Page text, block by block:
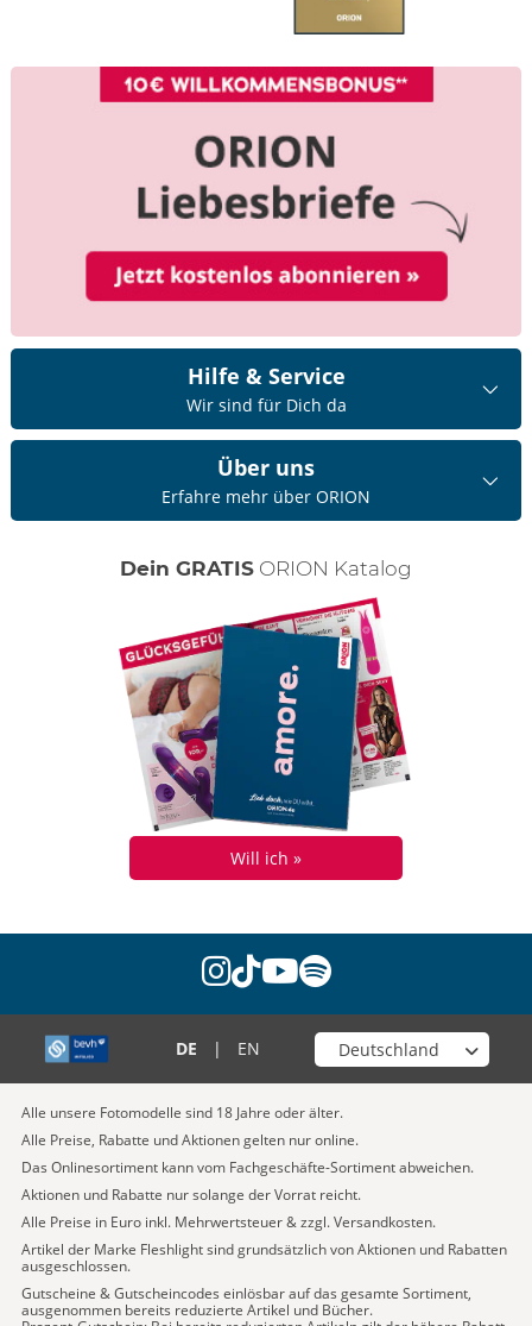
Hilfe & Service
Wir sind für Dich da
Über uns
Erfahre mehr über ORION
Dein GRATIS ORION Katalog
Will ich »
instagram
tiktok
youtube
spotify
DE | EN Wähle deinen Shop
Alle unsere Fotomodelle sind 18 Jahre oder älter.
Alle Preise, Rabatte und Aktionen gelten nur online.
Das Onlinesortiment kann vom Fachgeschäfte-Sortiment abweichen.
Aktionen und Rabatte nur solange der Vorrat reicht.
Alle Preise in Euro inkl. Mehrwertsteuer & zzgl. Versandkosten.
Artikel der Marke Fleshlight sind grundsätzlich von Aktionen und Rabatten
ausgeschlossen.
Gutscheine & Gutscheincodes einlösbar auf das gesamte Sortiment,
ausgenommen bereits reduzierte Artikel und Bücher.